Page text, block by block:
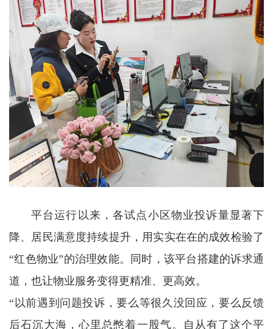
平台运行以来，各试点小区物业投诉量显著下
降、居民满意度持续提升，用实实在在的成效检验了
“红色物业”的治理效能。同时，该平台搭建的诉求通
道，也让物业服务变得更精准、更高效。
“以前遇到问题投诉，要么等很久没回应，要么反馈
后石沉大海，心里总憋着一股气。自从有了这个平